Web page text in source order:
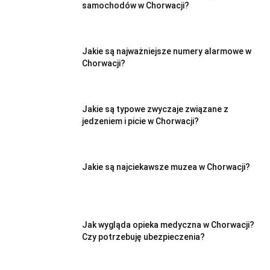
samochodów w Chorwacji?
Jakie są najważniejsze numery alarmowe w
Chorwacji?
Jakie są typowe zwyczaje związane z
jedzeniem i picie w Chorwacji?
Jakie są najciekawsze muzea w Chorwacji?
Jak wygląda opieka medyczna w Chorwacji?
Czy potrzebuję ubezpieczenia?